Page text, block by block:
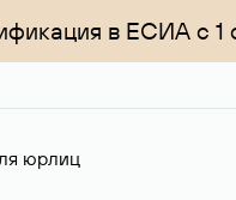
в ЕСИА с 1
юрлиц